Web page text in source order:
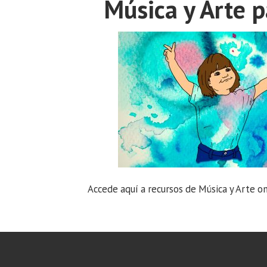
Música y Arte
Accede aquí a recursos de Música y Arte